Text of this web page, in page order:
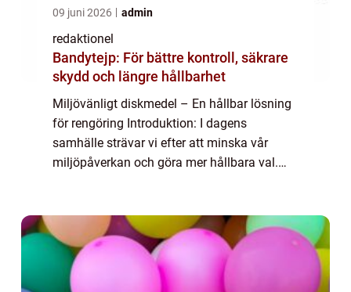
09 juni 2026 admin
redaktionel
Bandytejp: För bättre kontroll, säkrare
skydd och längre hållbarhet
Miljövänligt diskmedel – En hållbar lösning
för rengöring Introduktion: I dagens
samhälle strävar vi efter att minska vår
miljöpåverkan och göra mer hållbara val.